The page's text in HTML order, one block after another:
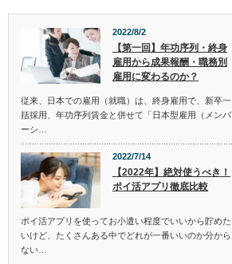
2022/8/2
【第一回】年功序列・終身
雇用から成果報酬・職務別
雇用に変わるのか？
従来、日本での雇用（就職）は、終身雇用で、新卒一
括採用、年功序列賃金と併せて「日本型雇用（メンバ
ーシ…
2022/7/14
【2022年】絶対使うべき！
ポイ活アプリ徹底比較
ポイ活アプリを使ってお小遣い程度でいいから貯めた
いけど、たくさんある中でどれが一番いいのか分から
ない…